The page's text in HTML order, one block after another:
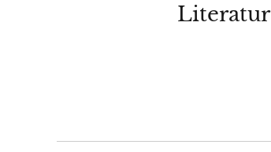
Literatur